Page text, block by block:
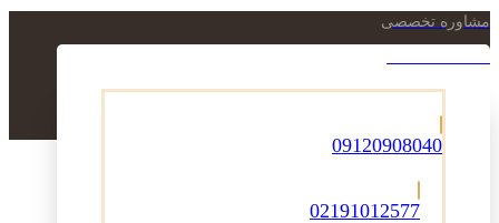
مشاوره تخصصی
09120908040
02191012577